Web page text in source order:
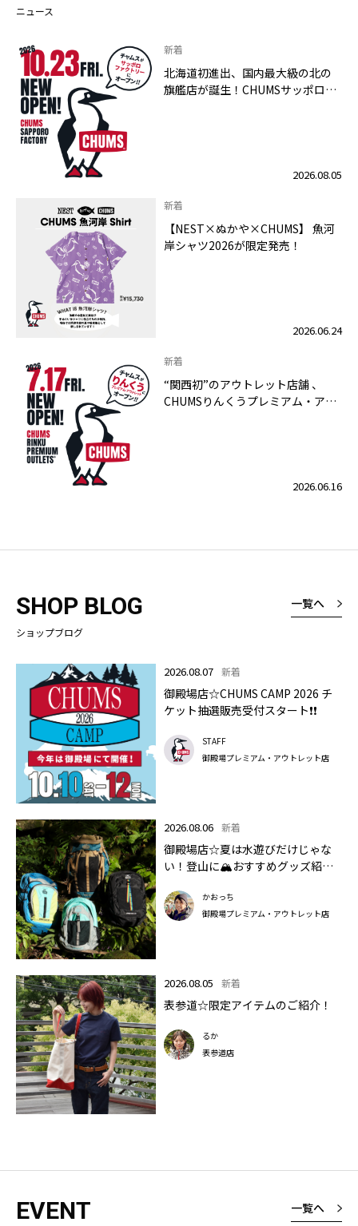
ニュース
新着
北海道初進出、国内最大級の北の
旗艦店が誕生！CHUMSサッポロフ
2026.08.05
新着
【NEST×ぬかや×CHUMS】 魚河
岸シャツ2026が限定発売！
2026.06.24
新着
“関西初”のアウトレット店舗 、
CHUMSりんくうプレミアム・アウ
2026.06.16
SHOP BLOG
ショップブログ
一覧へ
2026.08.07 新着
御殿場店☆CHUMS CAMP 2026 チ
ケット抽選販売受付スタート❗❗
STAFF
御殿場プレミアム・アウトレット店
2026.08.06 新着
御殿場店☆夏は水遊びだけじゃな
い！登山に🏔おすすめグッズ紹介
かおっち
御殿場プレミアム・アウトレット店
2026.08.05 新着
表参道☆限定アイテムのご紹介！
るか
表参道店
EVENT 一覧へ